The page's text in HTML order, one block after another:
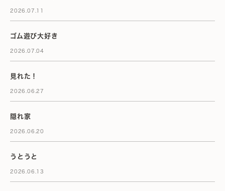
2026.07.11
ゴム遊び大好き
2026.07.04
見れた！
2026.06.27
隠れ家
2026.06.20
うとうと
2026.06.13